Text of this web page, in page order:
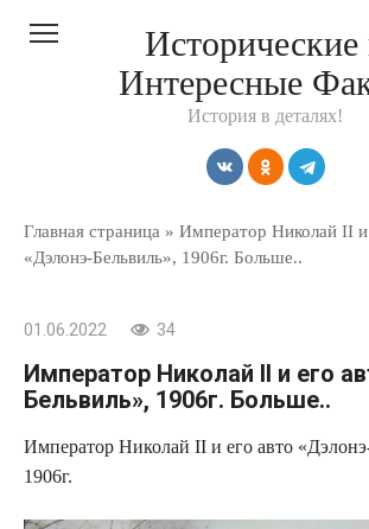
Исторические
Интересные
История в деталях!
Главная страница » Император Николай II и
«Дэлонэ-Бельвиль», 1906г. Больше..
01.06.2022 34
Император Николай II и его
Бельвиль», 1906г. Больше..
Император Николай II и его авто
1906г.